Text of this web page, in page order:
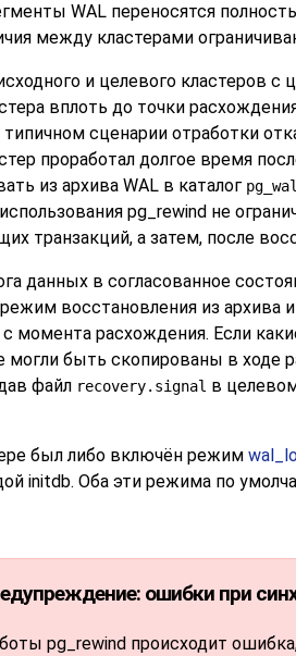
WAL переносятся
между кластерами
и целевого кластеров
вплоть до точки
сценарии отработки
проработал долгое время
из архива WAL в каталог pg_wal
pg_rewind не
а затем, после
данных в согласованное
восстановления из архива
момента расхождения. Если
могли быть скопированы в ходе
файл recovery.signal в
был либо включён режим
initdb. Оба эти режима по
ошибки при
pg_rewind происходит